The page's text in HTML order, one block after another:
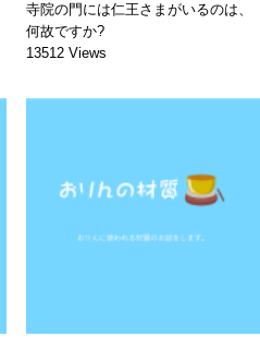
寺院の門には仁王さまがいるのは、
何故ですか?
13512 Views